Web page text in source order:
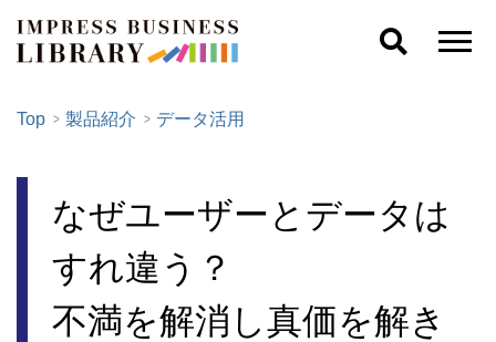
Top 製品紹介 データ活用
なぜユーザーとデータは
すれ違う？
不満を解消し真価を解き